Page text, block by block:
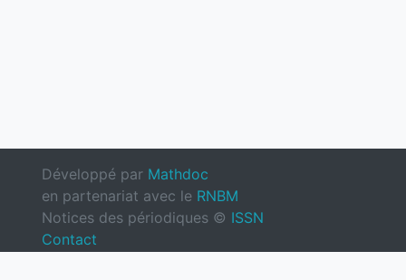
Développé par Mathdoc
en partenariat avec le RNBM
Notices des périodiques © ISSN
Contact